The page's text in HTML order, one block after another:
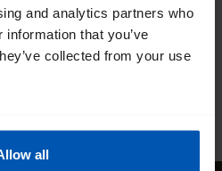
and analytics partners who
that you’ve
collected from your use
all